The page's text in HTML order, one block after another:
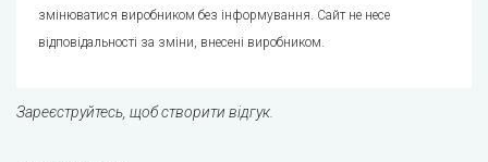
змінюватися виробником без інформування. Сайт не несе
відповідальності за зміни, внесені виробником.
Зареєструйтесь, щоб створити відгук.